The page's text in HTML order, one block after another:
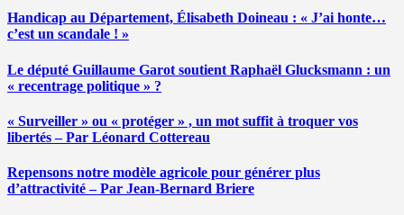
Handicap au Département, Élisabeth Doineau : « J’ai honte…
c’est un scandale ! »
Le député Guillaume Garot soutient Raphaël Glucksmann : un
« recentrage politique » ?
« Surveiller » ou « protéger » , un mot suffit à troquer vos
libertés – Par Léonard Cottereau
Repensons notre modèle agricole pour générer plus
d’attractivité – Par Jean-Bernard Briere